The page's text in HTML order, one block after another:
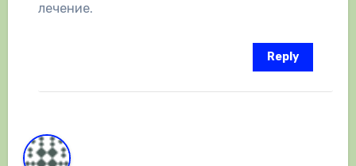
лечение.
Reply